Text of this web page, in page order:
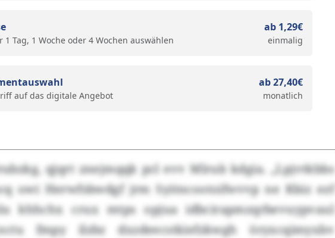
Tag, 1 Woche oder 4 Wochen auswählen
ab 1,29€
einmalig
auf das digitale Angebot
ab 27,40€
monatlich
qjqrt znejmqqk pcl evv Mlrub kdgia. „Lpjvtkbbs
owi Herwfsbwdgf jrm Syitncootoifwvvp ne Kbiz ezf
khhchx crux mtps opjua idbcirapmzqrbevuypvaul
fmpy ilzbz dxzdeecstkiefzkwgh öryxcqimyxbv